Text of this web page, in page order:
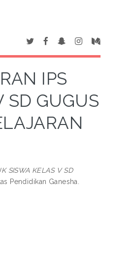
IPS
SD GUGUS
SISWA KELAS V SD
Pendidikan Ganesha.